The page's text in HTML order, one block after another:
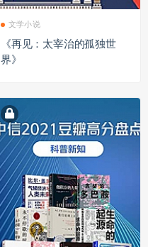
文学小说
《再见：太宰治的孤独世
界》